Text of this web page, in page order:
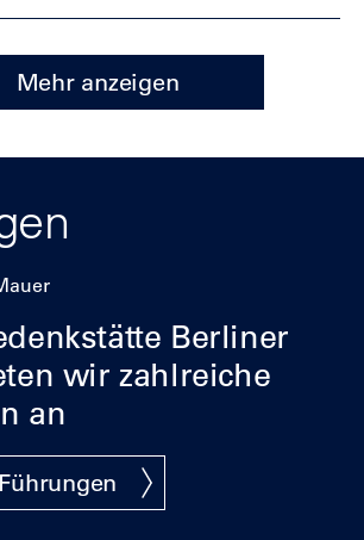
Mehr anzeigen
Berliner
wir zahlreiche
an